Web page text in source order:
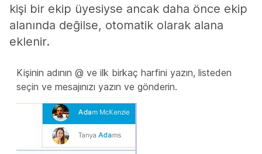
kişi bir ekip üyesiyse ancak daha önce ekip
alanında değilse, otomatik olarak alana
eklenir.
Kişinin adının @ ve ilk birkaç harfini yazın, listeden
seçin ve mesajınızı yazın ve gönderin.